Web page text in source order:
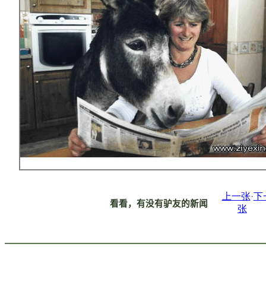
看看，有没有驴友的新闻
上一张·下
张